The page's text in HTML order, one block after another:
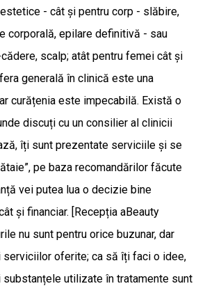
- cât și pentru corp - slăbire,
corporală, epilare definitivă - sau
scalp; atât pentru femei cât și
generală în clinică este una
curățenia este impecabilă. Există o
discuți cu un consilier al clinicii
îți sunt prezentate serviciile și se
pe baza recomandărilor făcute
vei putea lua o decizie bine
și financiar. [Recepția aBeauty
nu sunt pentru orice buzunar, dar
oferite; ca să îți faci o idee,
utilizate în tratamente sunt